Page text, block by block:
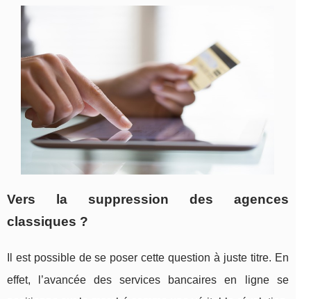
Vers la suppression des agences
classiques ?
Il est possible de se poser cette question à juste titre. En
effet, l’avancée des services bancaires en ligne se